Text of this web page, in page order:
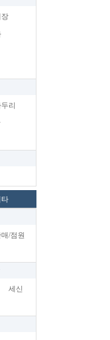
장
리
타
매/점원
세신